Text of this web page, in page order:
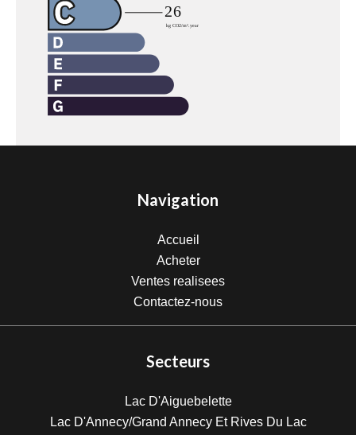
Navigation
Accueil
Acheter
Ventes realisees
Contactez-nous
Secteurs
Lac D'Aiguebelette
Lac D'Annecy/Grand Annecy Et Rives Du Lac